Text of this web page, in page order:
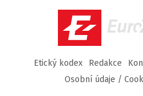
Etický kodex Redakce
Osobní údaje /